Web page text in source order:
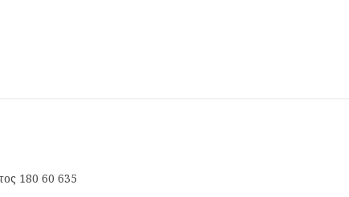
180 60 635